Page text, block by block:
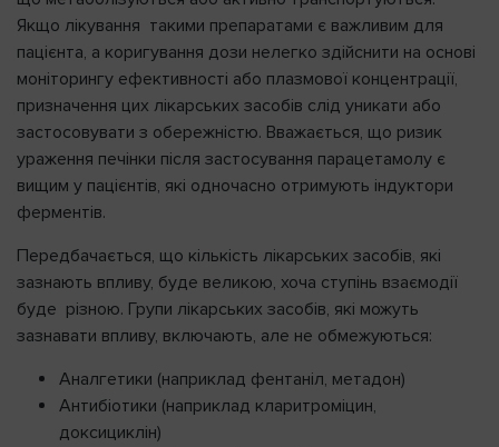
Якщо лікування такими препаратами є важливим для
пацієнта, а коригування дози нелегко здійснити на основі
моніторингу ефективності або плазмової концентрації,
призначення цих лікарських засобів слід уникати або
застосовувати з обережністю. Вважається, що ризик
ураження печінки після застосування парацетамолу є
вищим у пацієнтів, які одночасно отримують індуктори
ферментів.
Передбачається, що кількість лікарських засобів, які
зазнають впливу, буде великою, хоча ступінь взаємодії
буде різною. Групи лікарських засобів, які можуть
зазнавати впливу, включають, але не обмежуються:
Аналгетики (наприклад фентаніл, метадон)
Антибіотики (наприклад кларитроміцин,
доксициклін)